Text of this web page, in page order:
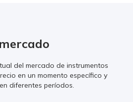
del mercado de instrumentos
en un momento específico y
diferentes períodos.